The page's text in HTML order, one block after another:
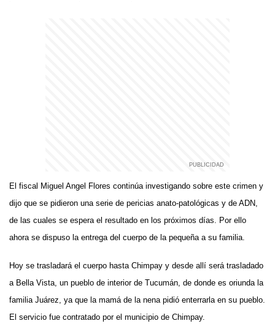
El fiscal Miguel Angel Flores continúa investigando sobre este crimen y
dijo que se pidieron una serie de pericias anato-patológicas y de ADN,
de las cuales se espera el resultado en los próximos días. Por ello
ahora se dispuso la entrega del cuerpo de la pequeña a su familia.
Hoy se trasladará el cuerpo hasta Chimpay y desde allí será trasladado
a Bella Vista, un pueblo de interior de Tucumán, de donde es oriunda la
familia Juárez, ya que la mamá de la nena pidió enterrarla en su pueblo.
El servicio fue contratado por el municipio de Chimpay.